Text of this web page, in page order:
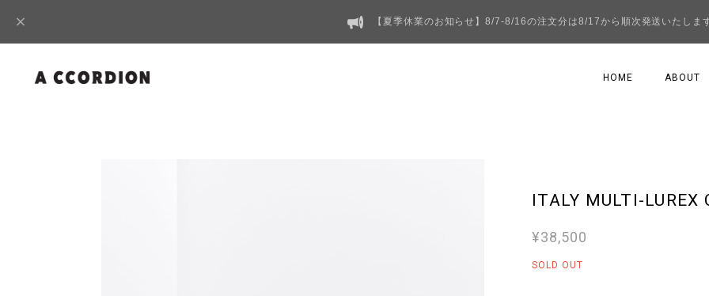
【夏季休業のお知らせ】8/7-8/16の注文分は8/17から順次発送いたしま
HOME ABOUT
ITALY MULTI-LUREX
¥38,500
SOLD OUT